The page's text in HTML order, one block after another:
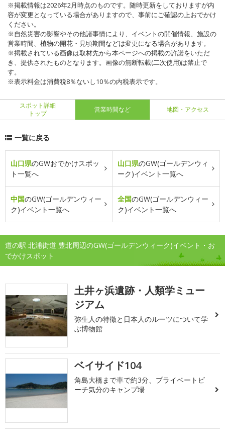
※掲載情報は2026年2月時点のものです。随時更新をしておりますが内
容が変更となっている場合がありますので、事前にご確認の上おでかけ
ください。
※自然災害の影響やその他諸事情により、イベントの開催情報、施設の
営業時間、植物の開花・見頃期間などは変更になる場合があります。
※掲載されている画像は取材先から本ページへの掲載の許諾をいただ
き、提供されたものとなります。画像の無断転載(二次使用)は禁止で
す。
※表示料金は消費税8％ないし10％の内税表示です。
スポット詳細
トップ
営業時間など 地図・アクセス
一覧に戻る
山口県のGWおでかけスポッ
ト一覧へ
山口県のGW(ゴールデンウィ
ーク)イベント一覧へ
中国のGW(ゴールデンウィー
ク)イベント一覧へ
全国のGW(ゴールデンウィー
ク)イベント一覧へ
道の駅 北浦街道 豊北周辺のGW(ゴールデンウィーク)イベント・お
でかけスポット
土井ヶ浜遺跡・人類学ミュー
ジアム
弥生人の特徴と日本人のルーツについて学
ぶ博物館
ベイサイド104
角島大橋まで車で約3分、プライベートビ
ーチ気分のキャンプ場